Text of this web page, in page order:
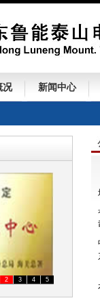
况 新闻中心
2 3 4 5